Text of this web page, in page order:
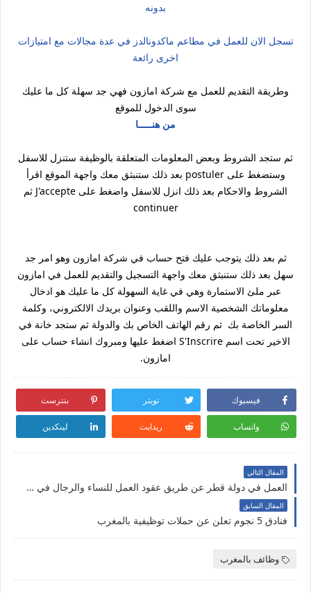
بدونه
تسجل الان للعمل في مطاعم ماكدونالدز في عدة مجالات مع امتيازات
اخرى رائعة
وطريقة التقديم للعمل مع شركة امازون فهي جد سهلة كل ما عليك
سوى الدخول للموقع
من هنـــــا
ثم ستجد الشروط وبعض المعلومات المتعلقة بالوظيفة ستنزل للاسفل
وستضغط على postuler بعد ذلك ستنبثق معك واجهة الموقع اقرأ
الشروط والاحكام بعد ذلك انزل للاسفل واضغط على J'accepte ثم
continuer
ثم بعد ذلك يتوجب عليك فتح حساب في شركة امازون وهو امر جد
سهل بعد ذلك ستنبثق معك واجهة التسجيل والتقديم للعمل في امازون
عبر ملئ الاستمارة وهي في غاية السهولة كل ما عليك هو ادخال
معلوماتك الشخصية الاسم واللقب وعنوان بريدك الالكتروني، وكلمة
السر الخاصة بك ثم رقم الهاتف الخاص بك والدولة ثم ستجد خانة في
الاخير تحت اسم S'Inscrire اضغط عليها ومبروك انشاء حساب على
امازون.
فيسبوك تويتر بنترست
واتساب ريدايت لينكدين
المقال التالي
العمل في دولة قطر عن طريق عقود العمل للنساء والرجال في عدة تخصصات
المقال السابق
فنادق 5 نجوم تعلن عن حملات توظيفية بالمغرب
وظائف بالمغرب